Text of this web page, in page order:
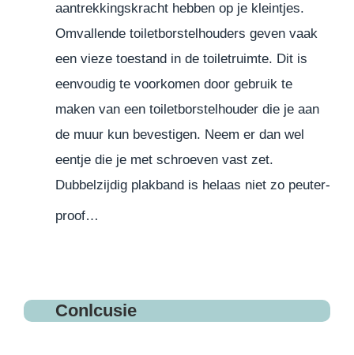
aantrekkingskracht hebben op je kleintjes.
Omvallende toiletborstelhouders geven vaak
een vieze toestand in de toiletruimte. Dit is
eenvoudig te voorkomen door gebruik te
maken van een toiletborstelhouder die je aan
de muur kun bevestigen. Neem er dan wel
eentje die je met schroeven vast zet.
Dubbelzijdig plakband is helaas niet zo peuter-
proof…
Conlcusie